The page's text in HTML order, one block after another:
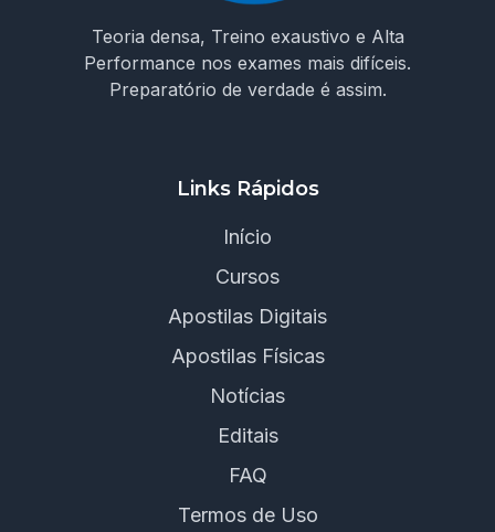
Teoria densa, Treino exaustivo e Alta
Performance nos exames mais difíceis.
Preparatório de verdade é assim.
Links Rápidos
Início
Cursos
Apostilas Digitais
Apostilas Físicas
Notícias
Editais
FAQ
Termos de Uso